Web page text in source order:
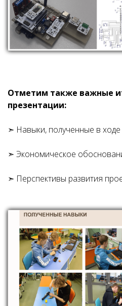
Отметим также важные
презентации:
➣ Навыки, полученные в
➣ Экономическое
➣ Перспективы развития